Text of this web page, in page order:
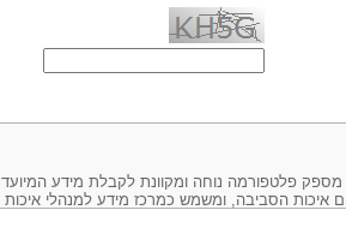
אתר infospot.co.il מספק פלטפורמה נוחה ומקוונת לקבלת מידע המיועד
איכות הסביבה, ומשמש כמרכז מידע למנהלי איכות
האתר בבעלותה ובניהולה של חברת יזמות וידע